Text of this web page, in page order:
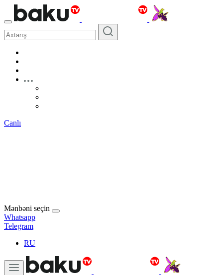
Canlı
Mənbəni seçin
Whatsapp
Telegram
RU